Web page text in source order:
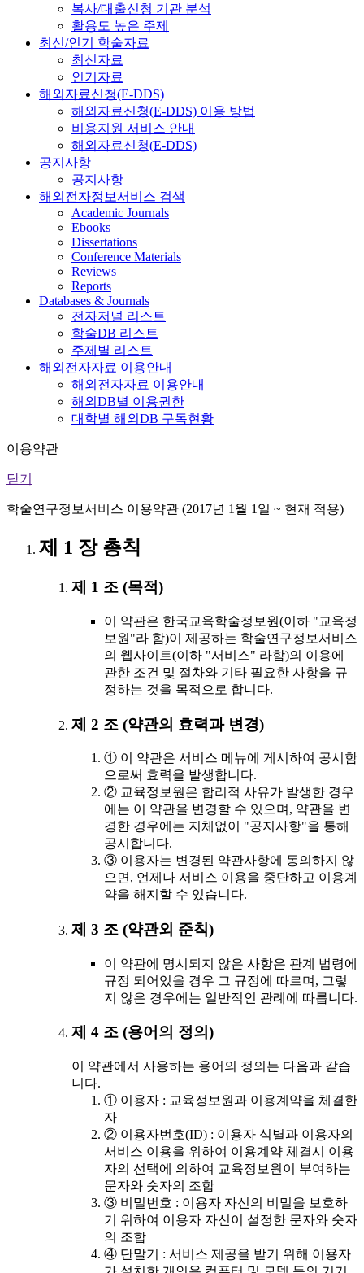
복사/대출신청 기관 분석
활용도 높은 주제
최신/인기 학술자료
최신자료
인기자료
해외자료신청(E-DDS)
해외자료신청(E-DDS) 이용 방법
비용지원 서비스 안내
해외자료신청(E-DDS)
공지사항
공지사항
해외전자정보서비스 검색
Academic Journals
Ebooks
Dissertations
Conference Materials
Reviews
Reports
Databases & Journals
전자저널 리스트
학술DB 리스트
주제별 리스트
해외전자자료 이용안내
해외전자자료 이용안내
해외DB별 이용권한
대학별 해외DB 구독현황
이용약관
닫기
학술연구정보서비스 이용약관 (2017년 1월 1일 ~ 현재 적용)
제 1 장 총칙
제 1 조 (목적)
이 약관은 한국교육학술정보원(이하 "교육정
보원"라 함)이 제공하는 학술연구정보서비스
의 웹사이트(이하 "서비스" 라함)의 이용에
관한 조건 및 절차와 기타 필요한 사항을 규
정하는 것을 목적으로 합니다.
제 2 조 (약관의 효력과 변경)
① 이 약관은 서비스 메뉴에 게시하여 공시함
으로써 효력을 발생합니다.
② 교육정보원은 합리적 사유가 발생한 경우
에는 이 약관을 변경할 수 있으며, 약관을 변
경한 경우에는 지체없이 "공지사항"을 통해
공시합니다.
③ 이용자는 변경된 약관사항에 동의하지 않
으면, 언제나 서비스 이용을 중단하고 이용계
약을 해지할 수 있습니다.
제 3 조 (약관외 준칙)
이 약관에 명시되지 않은 사항은 관계 법령에
규정 되어있을 경우 그 규정에 따르며, 그렇
지 않은 경우에는 일반적인 관례에 따릅니다.
제 4 조 (용어의 정의)
이 약관에서 사용하는 용어의 정의는 다음과 같습
니다.
① 이용자 : 교육정보원과 이용계약을 체결한
자
② 이용자번호(ID) : 이용자 식별과 이용자의
서비스 이용을 위하여 이용계약 체결시 이용
자의 선택에 의하여 교육정보원이 부여하는
문자와 숫자의 조합
③ 비밀번호 : 이용자 자신의 비밀을 보호하
기 위하여 이용자 자신이 설정한 문자와 숫자
의 조합
④ 단말기 : 서비스 제공을 받기 위해 이용자